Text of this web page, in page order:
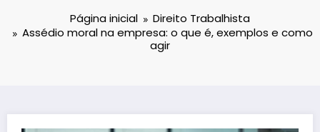
Página inicial
Direito Trabalhista
Assédio moral na empresa: o que é, exemplos e como
agir